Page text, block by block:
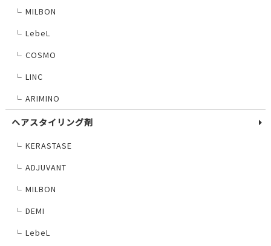
└ MILBON
└ LebeL
└ COSMO
└ LINC
└ ARIMINO
ヘアスタイリング剤
└ KERASTASE
└ ADJUVANT
└ MILBON
└ DEMI
└ LebeL